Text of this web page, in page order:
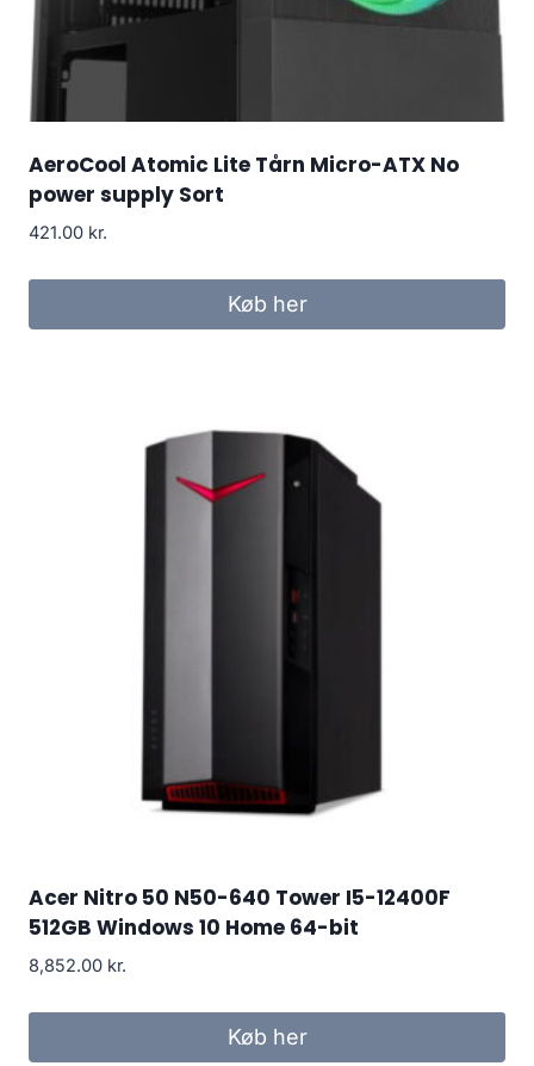
AeroCool Atomic Lite Tårn Micro-ATX No
power supply Sort
421.00 kr.
Køb her
Acer Nitro 50 N50-640 Tower I5-12400F
512GB Windows 10 Home 64-bit
8,852.00 kr.
Køb her